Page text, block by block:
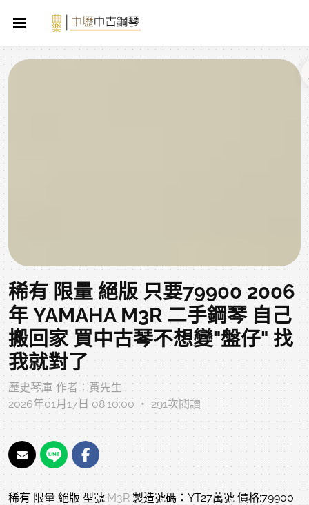
稀有 限量 絕版 只要79900 2006
年 YAMAHA M3R 二手鋼琴 自己
搬回家 買中古琴不想變"盤仔" 找
我就對了
歷史琴庫 作者：黃先生
2026年01月17日 08:10:00 ‧ 291次閱讀
稀有 限量 絕版 型號:M3R 製造號碼：YT27萬號 價格:79900